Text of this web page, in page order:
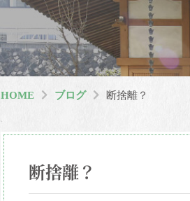
HOME ブログ 断捨離？
断捨離？